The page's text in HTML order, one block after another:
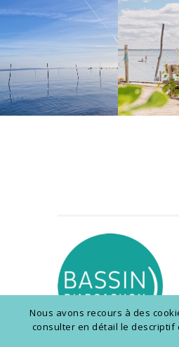
Nous avons recours à des
consulter en détail le descriptif